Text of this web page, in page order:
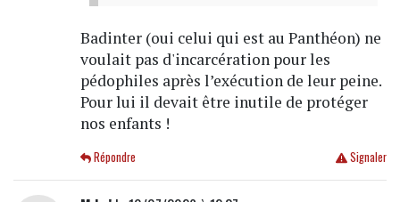
Badinter (oui celui qui est au Panthéon) ne
voulait pas d'incarcération pour les
pédophiles après l’exécution de leur peine.
Pour lui il devait être inutile de protéger
nos enfants !
Signaler
Répondre